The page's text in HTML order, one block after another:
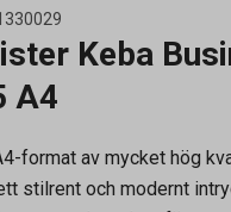
Keba
A4
format av mycket hög
stilrent och modernt